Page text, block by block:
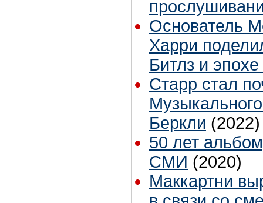
Основатель
Харри
Битлз и
Старр стал
Беркли (2022)
50 лет
СМИ (2020)
Маккартни